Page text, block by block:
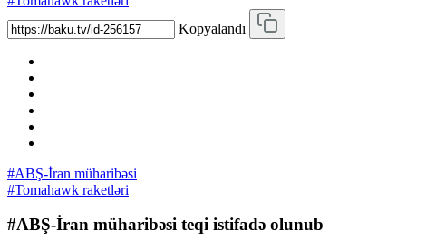
Kopyalandı
#ABŞ-İran müharibəsi
#Tomahawk raketləri
#ABŞ-İran müharibəsi teqi istifadə olunub